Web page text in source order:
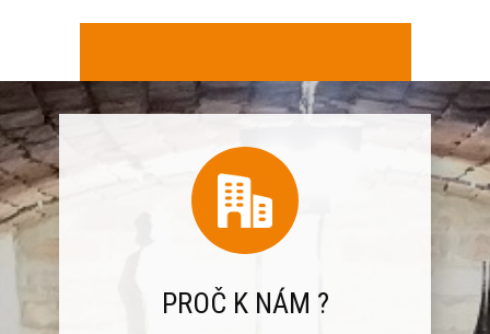
PROČ K NÁM ?